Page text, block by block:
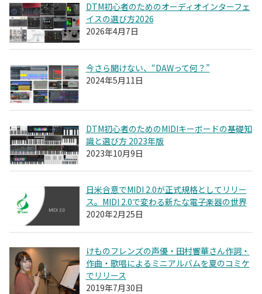
DTM初心者のためのオーディオインターフェ
イスの選び方2026
2026年4月7日
今さら聞けない、“DAWって何？”
2024年5月11日
DTM初心者のためのMIDIキーボードの基礎知
識と選び方 2023年版
2023年10月9日
日米合意でMIDI 2.0が正式規格としてリリー
ス。MIDI 2.0で変わる新たな電子楽器の世界
2020年2月25日
けものフレンズの声優・田村響華さん作詞・
作曲・歌唱によるミニアルバムを夏のコミケ
でリリース
2019年7月30日